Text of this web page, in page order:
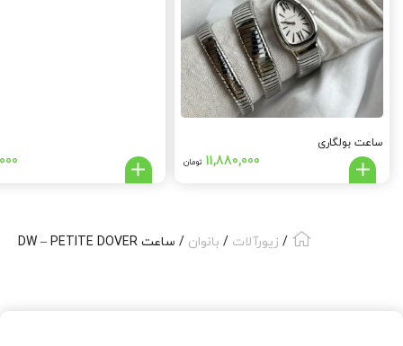
ساعت بولگاری
11,880,000 تومان
/ زیورآلات / بانوان / ساعت DW – PETITE DOVER